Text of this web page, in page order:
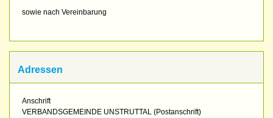
sowie nach Vereinbarung
Adressen
Anschrift
VERBANDSGEMEINDE UNSTRUTTAL (Postanschrift)